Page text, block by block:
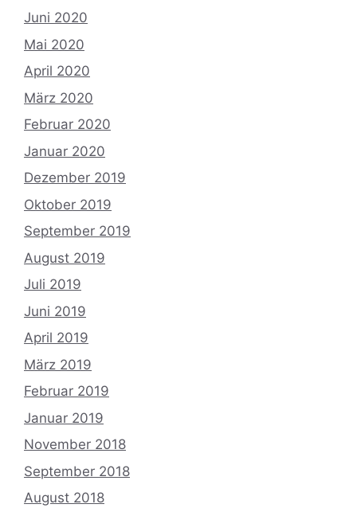
Juni 2020
Mai 2020
April 2020
März 2020
Februar 2020
Januar 2020
Dezember 2019
Oktober 2019
September 2019
August 2019
Juli 2019
Juni 2019
April 2019
März 2019
Februar 2019
Januar 2019
November 2018
September 2018
August 2018